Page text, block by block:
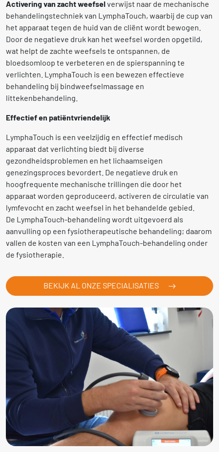
Activering van zacht weefsel verwijst naar de mechanische
behandelingstechniek van LymphaTouch, waarbij de cup van
het apparaat tegen de huid van de cliënt wordt bewogen.
Door de negatieve druk kan het weefsel worden opgetild,
wat helpt de zachte weefsels te ontspannen, de
bloedsomloop te verbeteren en de spierspanning te
verlichten. LymphaTouch is een bewezen effectieve
behandeling bij bindweefselmassage en
littekenbehandeling.
Effectief en patiëntvriendelijk
LymphaTouch is een veelzijdig en effectief medisch
apparaat dat verlichting biedt bij diverse
gezondheidsproblemen en het lichaamseigen
genezingsproces bevordert. De negatieve druk en
hoogfrequente mechanische trillingen die door het
apparaat worden geproduceerd, activeren de circulatie van
lymfevocht en zacht weefsel in het behandelde gebied.
De LymphaTouch-behandeling wordt uitgevoerd als
aanvulling op een fysiotherapeutische behandeling; daarom
vallen de kosten van een LymphaTouch-behandeling onder
de fysiotherapie.
BEKIJK AL ONZE SPECIALISATIES